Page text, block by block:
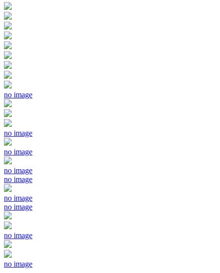
no image
no image
no image
no image
no image
no image
no image
no image
no image